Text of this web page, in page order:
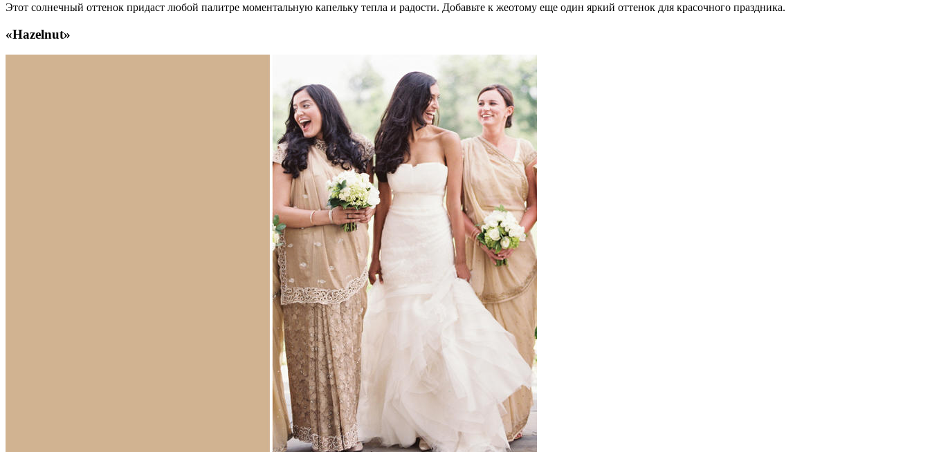
Этот солнечный оттенок придаст любой палитре моментальную капельку тепла и радости. Добавьте к жеотому еще один яркий оттенок для красочного праздника.
«Hazelnut»